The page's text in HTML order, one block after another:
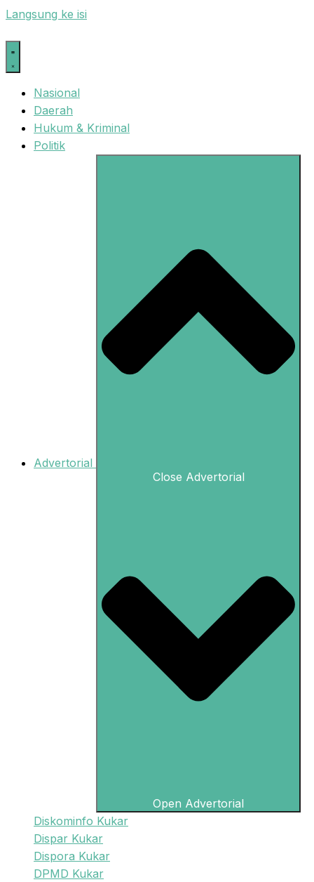
Langsung ke isi
Nasional
Daerah
Hukum & Kriminal
Politik
Advertorial
Close Advertorial
Open Advertorial
Diskominfo Kukar
Dispar Kukar
Dispora Kukar
DPMD Kukar